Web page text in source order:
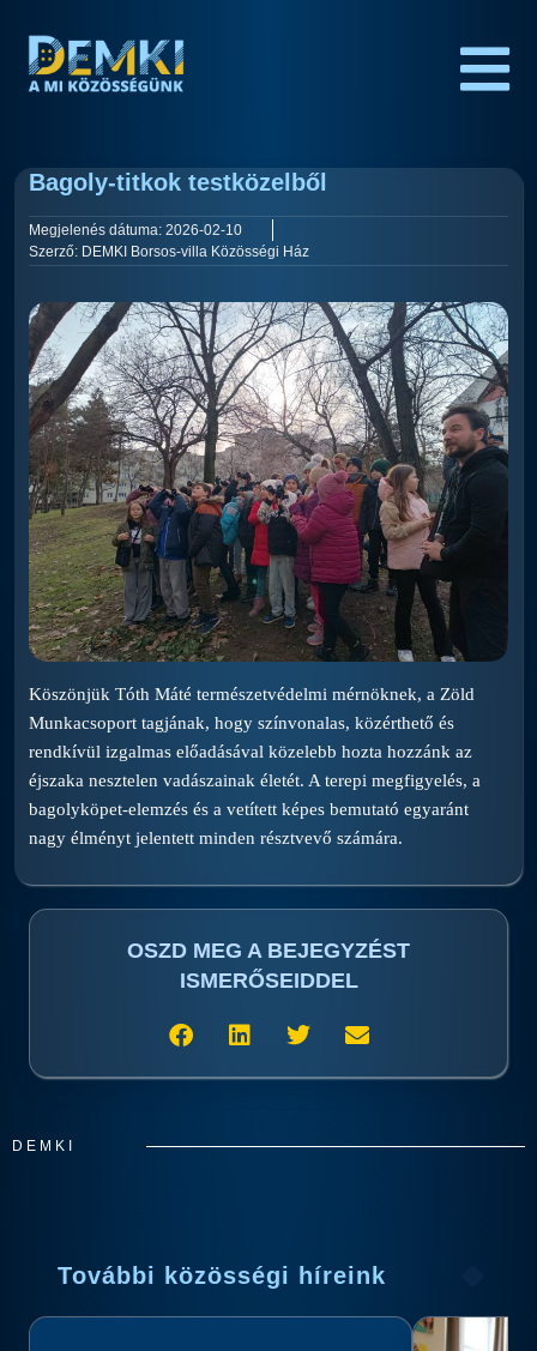
Bagoly-titkok testközelből
Megjelenés dátuma: 2026-02-10
Szerző: DEMKI Borsos-villa Közösségi Ház
Köszönjük Tóth Máté természetvédelmi mérnöknek, a Zöld
Munkacsoport tagjának, hogy színvonalas, közérthető és
rendkívül izgalmas előadásával közelebb hozta hozzánk az
éjszaka nesztelen vadászainak életét. A terepi megfigyelés, a
bagolyköpet-elemzés és a vetített képes bemutató egyaránt
nagy élményt jelentett minden résztvevő számára.
OSZD MEG A BEJEGYZÉST
ISMERŐSEIDDEL
DEMKI
További közösségi híreink